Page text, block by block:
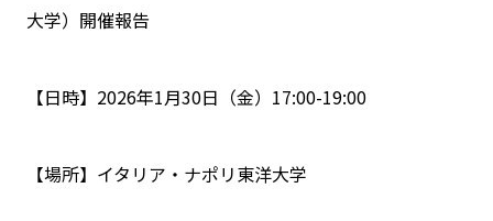
大学）開催報告
【日時】2026年1月30日（金）17:00-19:00
【場所】イタリア・ナポリ東洋大学